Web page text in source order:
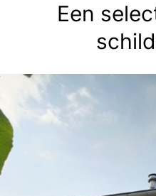
Een